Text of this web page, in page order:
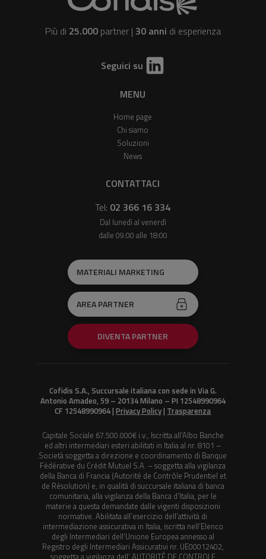
Più di 25.000partner | 30 anni di esperienza
Seguici su
MENU
Home page
Chi siamo
Soluzioni
News
CONTATTACI
Tel: 02 366 16 334
Dal lunedì al venerdì
dalle 09:00 alle 18:00
MATERIALI MARKETING
AREA PARTNER
DIVENTA PARTNER
Cofidis S.A., Succursale italiana con sede in Via G.
Antonio Amadeo, 59 – 20134 Milano – PI 12548990964
CF 12548990964 |Privacy Policy| Trasparenza
Capitale Sociale 67.500.000€ i.v., Iscritta all’Albo Banche
ed altri intermediari esteri abilitati in Italia al nr. 8101 –
Società soggetta a direzione e coordinamento di Banque
Fédérative du Crédit Mutuel S.A. – soggetta alla vigilanza
della Banca di Francia (Autorité de Contrôle Prudentiel et
de Résolution) e, in qualità di succursale italiana di banca
comunitaria, alla vigilanza della Banca d’Italia, per le
materie a questa demandate dalle vigenti disposizioni
normative. Abilitata all’esercizio dell’attività di
intermediazione assicurativa in Italia, iscritta nell’Elenco
degli Intermediari dell’Unione Europea annesso al
Registro degli Intermediari Assicurativi nr. UE00012402,
soggetta a vigilanza dell’ AUTORITÉ DE CONTROLE